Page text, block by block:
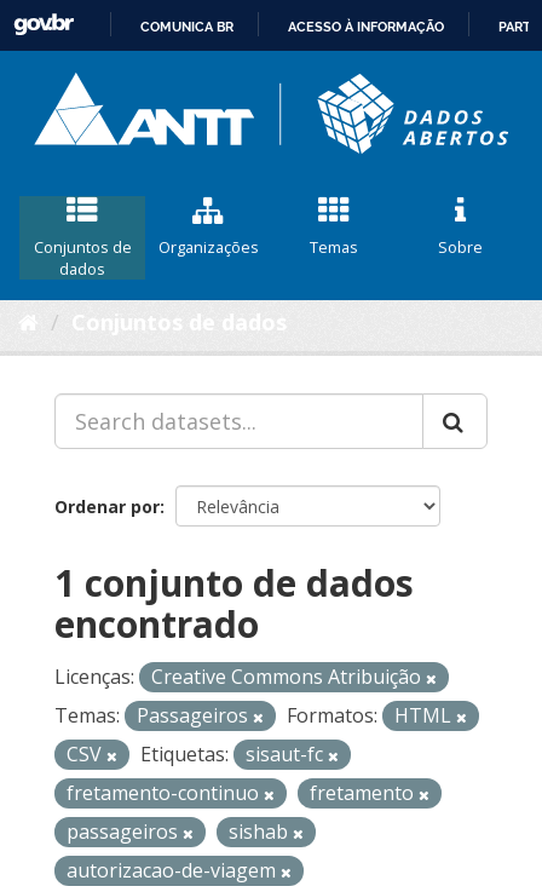
CONTEÚDO
COMUNICA BR ACESSO À INFORMAÇÃO
Conjuntos de
dados
Organizações Temas Sobre
Ordenar por
1 conjunto de dados
encontrado
Licenças:
Creative Commons Atribuição
Temas:
Passageiros Formatos:
HTML
CSV
Etiquetas:
sisaut-fc
fretamento-continuo
fretamento
passageiros
sishab
autorizacao-de-viagem